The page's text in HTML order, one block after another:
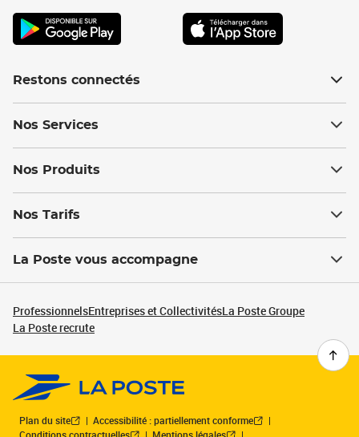
Restons connectés
Nos Services
Nos Produits
Nos Tarifs
La Poste vous accompagne
ProfessionnelsEntreprises et CollectivitésLa Poste Groupe
La Poste recrute
Plan du site
Accessibilité : partiellement conforme